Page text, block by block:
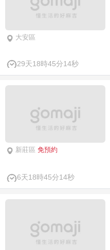
大安區
29天18時45分14秒
新莊區 免預約
6天18時45分14秒